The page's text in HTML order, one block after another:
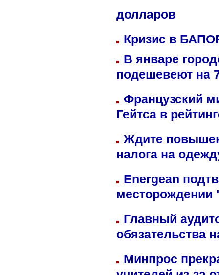
долларов
Кризис в
В январе
подешевеют на
Французский
Гейтса в
Ждите
налога на
Energean
Главный
обязательства
Минпрос